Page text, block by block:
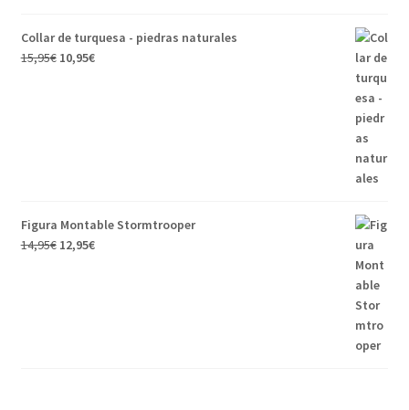
Collar de turquesa - piedras naturales
15,95€ El
10,95€El
Figura Montable Stormtrooper
14,95€ El
12,95€El